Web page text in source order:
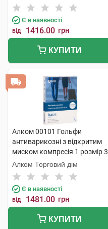
Є в наявності
від 1416.00 грн
КУПИТИ
Алком 00101 Гольфи
антиварикозні з відкритим
миском компресія 1 розмір 3
бежевий 1 пара
Алком Торговий дім
Є в наявності
від 1481.00 грн
КУПИТИ